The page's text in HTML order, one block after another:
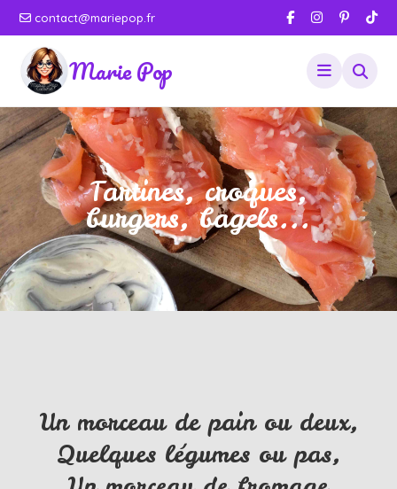
contact@mariepop.fr
Marie Pop
Tartines, croques,
burgers, bagels...
Un morceau de pain ou deux,
Quelques légumes ou pas,